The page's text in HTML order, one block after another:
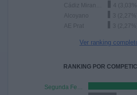
4
Alcoyano
3
AE Prat
3
Ver ranking
RANKING POR
Segunda Federación